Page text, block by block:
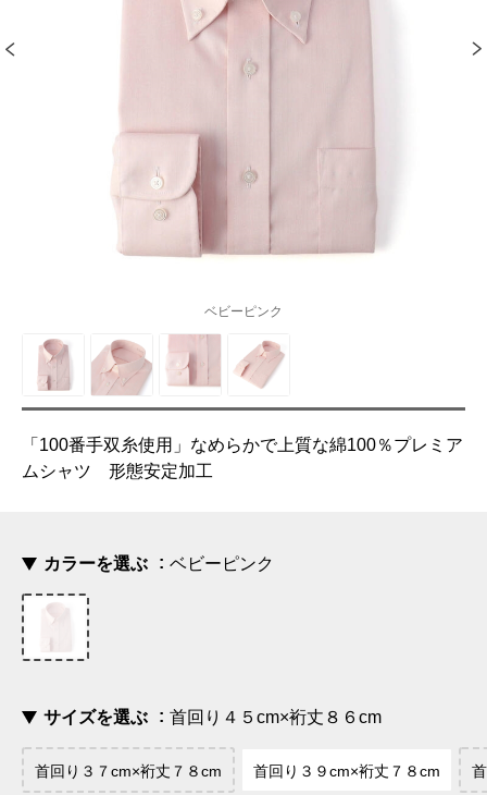
ベビーピンク
「100番手双糸使用」なめらかで上質な綿100％プレミア
ムシャツ 形態安定加工
カラーを選ぶ ベビーピンク
サイズを選ぶ 首回り４５cm×裄丈８６cm
首回り３７cm×裄丈７８cm 首回り３９cm×裄丈７８cm